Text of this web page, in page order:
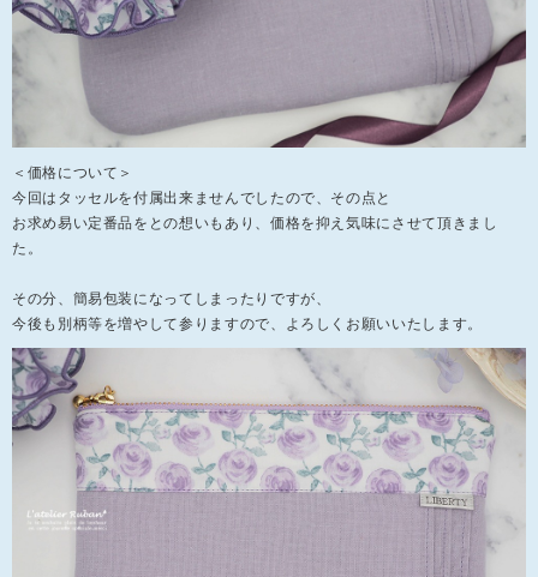
＜価格について＞
今回はタッセルを付属出来ませんでしたので、その点と
お求め易い定番品をとの想いもあり、価格を抑え気味にさせて頂きまし
た。
その分、簡易包装になってしまったりですが、
今後も別柄等を増やして参りますので、よろしくお願いいたします。